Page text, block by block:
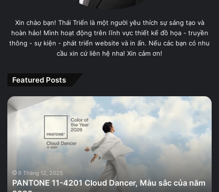
Xin chào bạn! Thái Triển là một người yêu thích sự sáng tạo và
hoàn hảo! Mình hoạt động trên lĩnh vực thiết kế đồ họa - truyền
thông - sự kiện - phát triển website và in ấn. Nếu các bạn có nhu
cầu xin cứ liên hệ nha! Xin cảm ơn!
Featured Posts
PANTONE
11-
Màu
của
năm
8 Tháng 12, 2025
PANTONE 11-4201 Cloud Dancer, Màu sắc của năm